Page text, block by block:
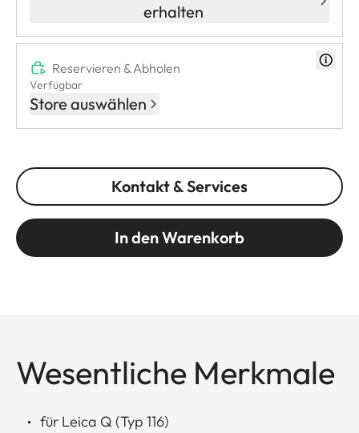
erhalten
Reservieren & Abholen
Verfügbar
Store auswählen
Kontakt & Services
In den Warenkorb
Wesentliche Merkmale
für Leica Q (Typ 116)